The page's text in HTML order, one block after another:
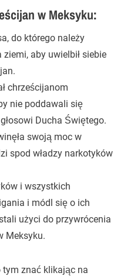
w Meksyku:
do którego należy
aby uwielbił siebie
chrześcijanom
nie poddawali się
Ducha Świętego.
swoją moc w
spod władzy narkotyków
i wszystkich
i módl się o ich
użyci do przywrócenia
Meksyku.
tym znać klikając na